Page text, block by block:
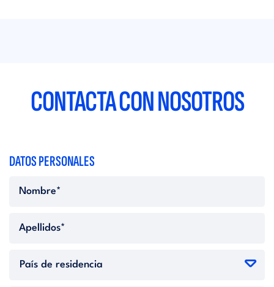
CONTACTA CON NOSOTROS
DATOS PERSONALES